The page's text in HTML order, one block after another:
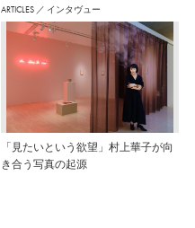
ARTICLES ／ インタヴュー
「見たいという欲望」村上華子が向
き合う写真の起源